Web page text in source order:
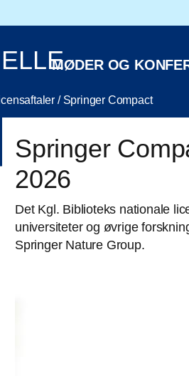
Biblioteks hjemmeside
MØDER OG
/ Springer Compact
Springer
2026
Det Kgl. Biblioteks nationale
universiteter og øvrige
Springer Nature Group.